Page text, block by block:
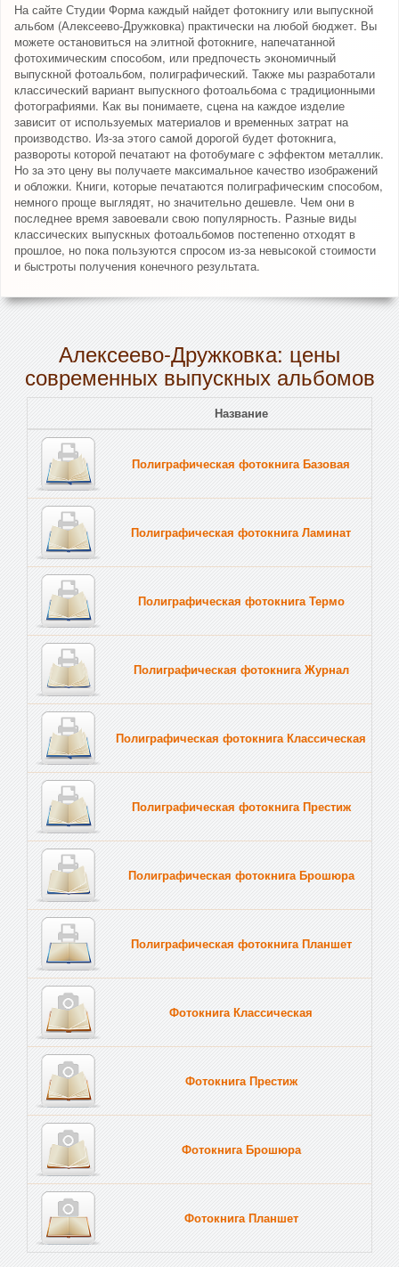
На сайте Студии Форма каждый найдет фотокнигу или выпускной
альбом (Алексеево-Дружковка) практически на любой бюджет. Вы
можете остановиться на элитной фотокниге, напечатанной
фотохимическим способом, или предпочесть экономичный
выпускной фотоальбом, полиграфический. Также мы разработали
классический вариант выпускного фотоальбома с традиционными
фотографиями. Как вы понимаете, сцена на каждое изделие
зависит от используемых материалов и временных затрат на
производство. Из-за этого самой дорогой будет фотокнига,
развороты которой печатают на фотобумаге с эффектом металлик.
Но за это цену вы получаете максимальное качество изображений
и обложки. Книги, которые печатаются полиграфическим способом,
немного проще выглядят, но значительно дешевле. Чем они в
последнее время завоевали свою популярность. Разные виды
классических выпускных фотоальбомов постепенно отходят в
прошлое, но пока пользуются спросом из-за невысокой стоимости
и быстроты получения конечного результата.
Алексеево-Дружковка: цены
современных выпускных альбомов
Название
Полиграфическая фотокнига Базовая
Полиграфическая фотокнига Ламинат
Полиграфическая фотокнига Термо
Полиграфическая фотокнига Журнал
Полиграфическая фотокнига Классическая
Полиграфическая фотокнига Престиж
Полиграфическая фотокнига Брошюра
Полиграфическая фотокнига Планшет
Фотокнига Классическая
Фотокнига Престиж
Фотокнига Брошюра
Фотокнига Планшет